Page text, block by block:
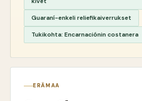
Guaraní-enkeli reliefikaiverrukset
Tukikohta: Encarnaciónin costanera
ERÄMAA